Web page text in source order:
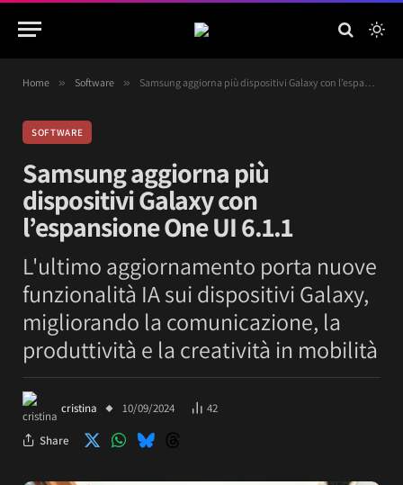
Home » Software » Samsung aggiorna più dispositivi Galaxy con l’espansione One UI 6.1.1
SOFTWARE
Samsung aggiorna più
dispositivi Galaxy con
l’espansione One UI 6.1.1
L'ultimo aggiornamento porta nuove
funzionalità IA sui dispositivi Galaxy,
migliorando la comunicazione, la
produttività e la creatività in mobilità
cristina 10/09/2024 42
Share